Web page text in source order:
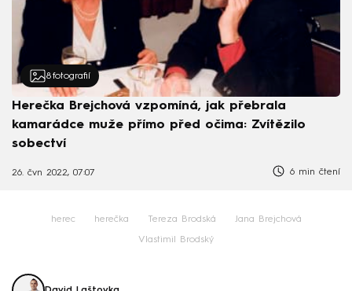
8 fotografií
Herečka Brejchová vzpomíná, jak přebrala
kamarádce muže přímo před očima: Zvítězilo
sobectví
26. čvn 2022, 07:07 6 min čtení
herec herečka Tereza Brodská Jana Brejchová
Vlastimil Brodský